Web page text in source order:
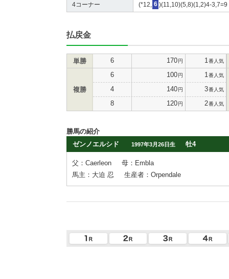
4コーナー (*12, 6 )(11,10)(5,8)(1,2)4-3,7=9
払戻金
単勝 6 170円 1 番人気
複勝
6 100円 1 番人気
4 140円 3番人気
8 120円 2番人気
勝馬の紹介
ゼンノエルシド
1997年3月26日生 牡4
父：Caerleon
母：Embla
馬主：大迫 忍
生産者：Orpendale